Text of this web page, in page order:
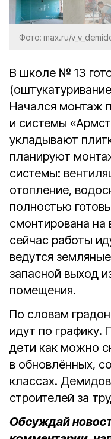
Фото: max.ru/
В школе № 13
Начался монтаж
и системы
укладывают
планируют
системы:
отопление,
полностью
смонтирована на
сейчас работы
ведутся
запасной выход
помещения.
По словам
идут по графику.
дети как можно
в обновлённых,
классах.
строителей за
Обсуждай